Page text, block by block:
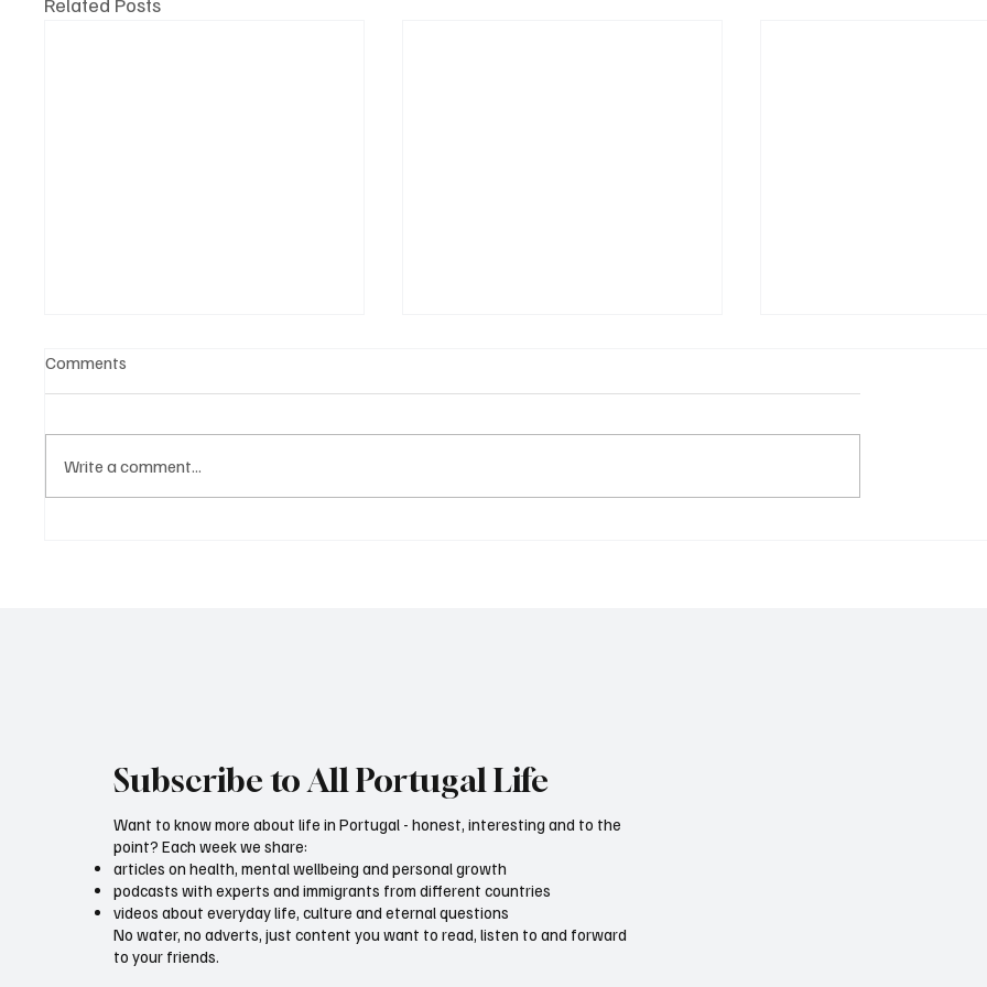
Comments
Write a comment...
Subscribe to All Portugal Life
Want to know more about life in Portugal - honest, interesting and to the
point? Each week we share:
articles on health, mental wellbeing and personal growth
podcasts with experts and immigrants from different countries
videos about everyday life, culture and eternal questions
No water, no adverts, just content you want to read, listen to and forward
to your friends.